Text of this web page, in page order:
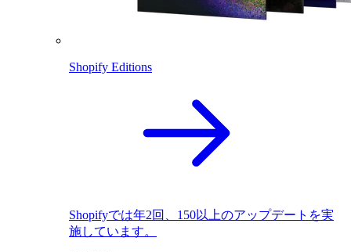
Shopify Editions
Shopifyでは年2回、150以上のアップデートを実
施しています。